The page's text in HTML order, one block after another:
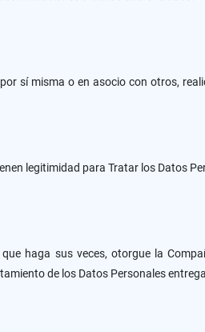
sí misma o en asocio con otros,
legitimidad para Tratar los Datos
haga sus veces, otorgue la
de los Datos Personales